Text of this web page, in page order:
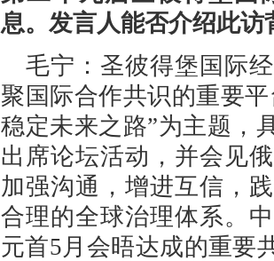
息。发言人能否介绍此
毛宁：圣彼得堡国际
聚国际合作共识的重要
稳定未来之路”为主题，
出席论坛活动，并会见
加强沟通，增进互信，
合理的全球治理体系。
元首5月会晤达成的重要